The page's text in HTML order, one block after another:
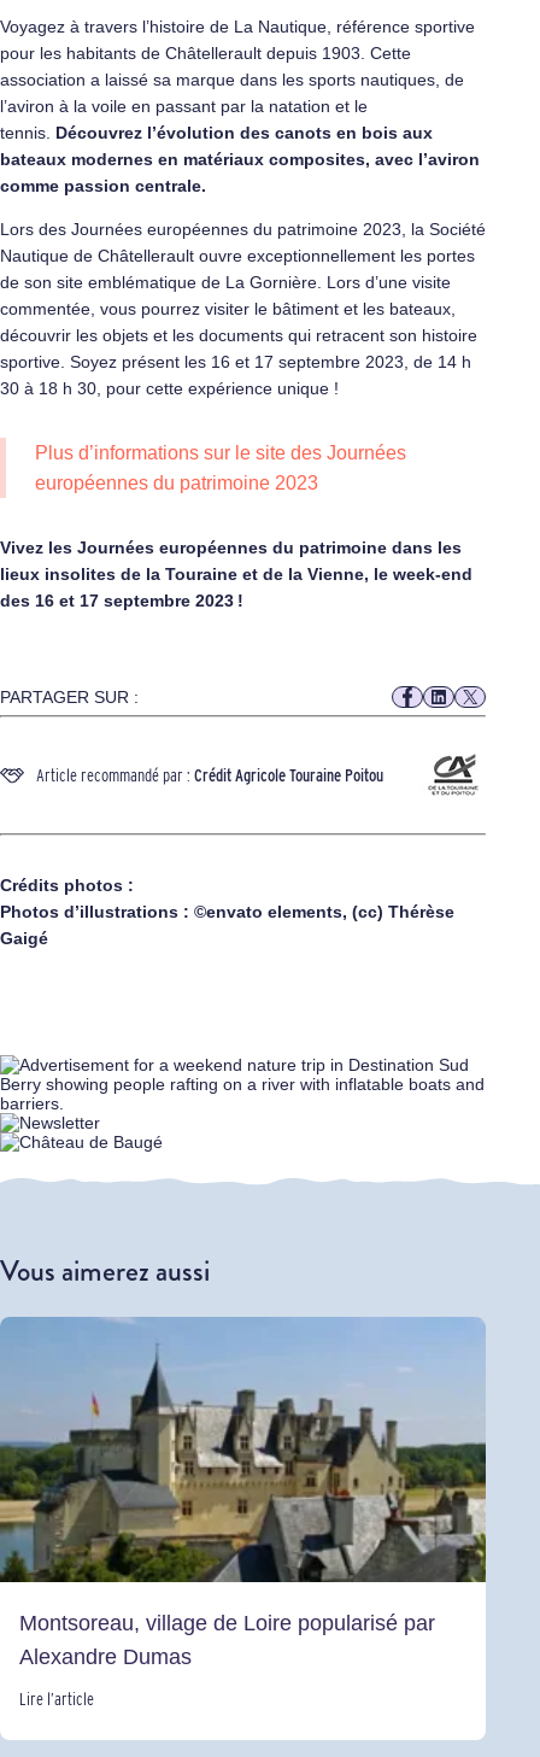
Voyagez à travers l’histoire de La Nautique, référence sportive
pour les habitants de Châtellerault depuis 1903. Cette
association a laissé sa marque dans les sports nautiques, de
l’aviron à la voile en passant par la natation et le
tennis. Découvrez l’évolution des canots en bois aux
bateaux modernes en matériaux composites, avec l’aviron
comme passion centrale.
Lors des Journées européennes du patrimoine 2023, la Société
Nautique de Châtellerault ouvre exceptionnellement les portes
de son site emblématique de La Gornière. Lors d’une visite
commentée, vous pourrez visiter le bâtiment et les bateaux,
découvrir les objets et les documents qui retracent son histoire
sportive. Soyez présent les 16 et 17 septembre 2023, de 14 h
30 à 18 h 30, pour cette expérience unique !
Plus d’informations sur le site des Journées
européennes du patrimoine 2023
Vivez les Journées européennes du patrimoine dans les
lieux insolites de la Touraine et de la Vienne, le week-end
des 16 et 17 septembre 2023 !
PARTAGER SUR :
Article recommandé par : Crédit Agricole Touraine Poitou
Crédits photos :
Photos d’illustrations : ©envato elements, (cc) Thérèse
Gaigé
Vous aimerez aussi
Montsoreau, village de Loire popularisé par
Alexandre Dumas
Lire l’article